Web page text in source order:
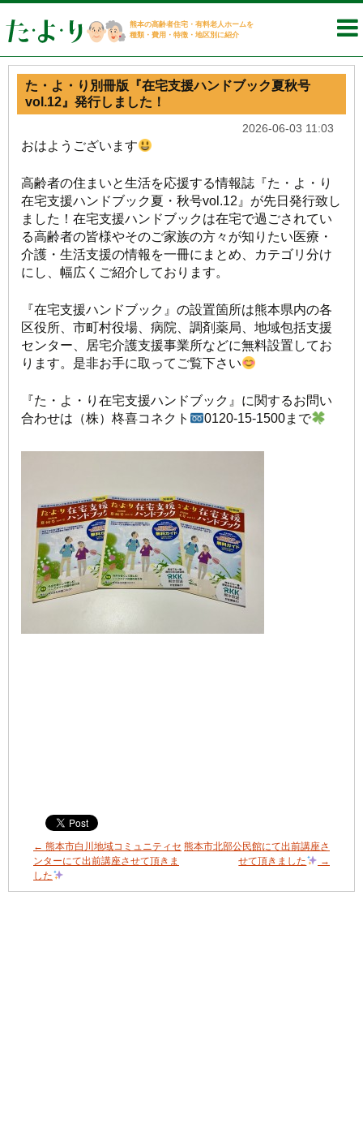
熊本の高齢者住宅・有料老人ホームを
種類・費用・特徴・地区別に紹介
た・よ・り別冊版『在宅支援ハンドブック夏秋号
vol.12』発行しました！
2026-06-03 11:03
おはようございます
高齢者の住まいと生活を応援する情報誌『た・よ・り
在宅支援ハンドブック夏・秋号vol.12』が先日発行致し
ました！在宅支援ハンドブックは在宅で過ごされてい
る高齢者の皆様やそのご家族の方々が知りたい医療・
介護・生活支援の情報を一冊にまとめ、カテゴリ分け
にし、幅広くご紹介しております。
『在宅支援ハンドブック』の設置箇所は熊本県内の各
区役所、市町村役場、病院、調剤薬局、地域包括支援
センター、居宅介護支援事業所などに無料設置してお
ります。是非お手に取ってご覧下さい
『た・よ・り在宅支援ハンドブック』に関するお問い
合わせは（株）柊喜コネクト
0120-15-1500まで
← 熊本市白川地域コミュニティセ
ンターにて出前講座させて頂きま
した
熊本市北部公民館にて出前講座さ
せて頂きました
→